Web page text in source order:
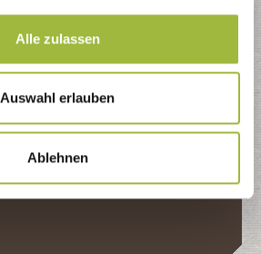
Alle zulassen
Auswahl erlauben
Ablehnen